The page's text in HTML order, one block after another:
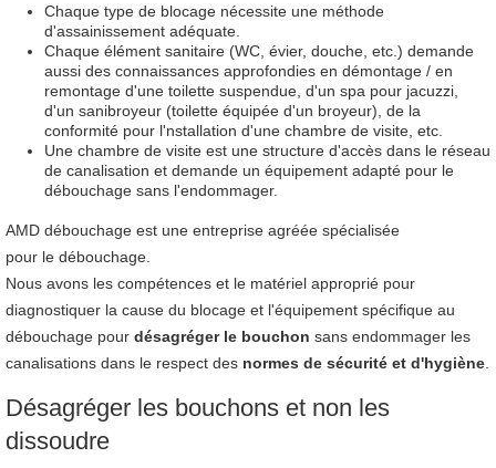
Chaque type de blocage nécessite une méthode
d'assainissement adéquate.
Chaque élément sanitaire (WC, évier, douche, etc.) demande
aussi des connaissances approfondies en démontage / en
remontage d'une toilette suspendue, d'un spa pour jacuzzi,
d'un sanibroyeur (toilette équipée d'un broyeur), de la
conformité pour l'nstallation d'une chambre de visite, etc.
Une chambre de visite est une structure d'accès dans le réseau
de canalisation et demande un équipement adapté pour le
débouchage sans l'endommager.
AMD débouchage est une entreprise agréée spécialisée
pour le débouchage.
Nous avons les compétences et le matériel approprié pour
diagnostiquer la cause du blocage et l'équipement spécifique au
débouchage pour désagréger le bouchon sans endommager les
canalisations dans le respect des normes de sécurité et d'hygiène.
Désagréger les bouchons et non les
dissoudre